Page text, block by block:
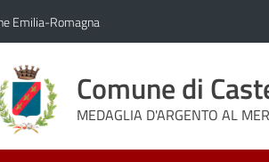
Emilia-Romagna
Comune di
MEDAGLIA D'ARGENTO AL